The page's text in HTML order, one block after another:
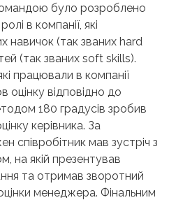
було розроблено
в компанії, які
навичок (так званих hard
(так званих soft skills).
працювали в компанії
оцінку відповідно до
180 градусів зробив
керівника. За
співробітник мав зустріч з
на якій презентував
та отримав зворотний
менеджера. Фінальним